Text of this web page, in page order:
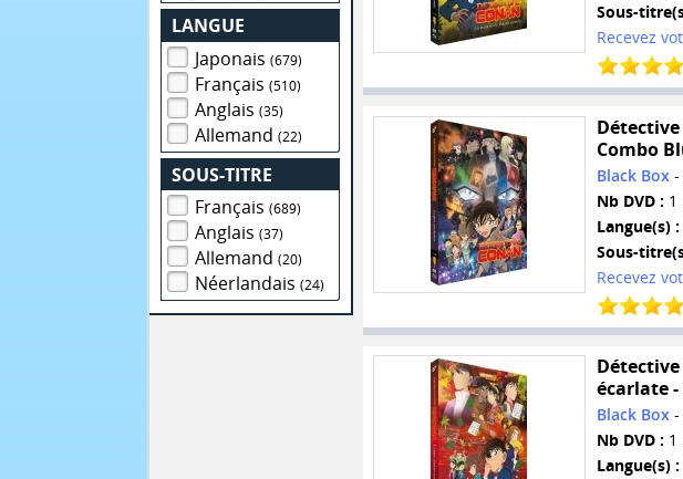
LANGUE
Japonais(679)
Français(510)
Anglais(35)
Allemand(22)
SOUS-TITRE
Français(689)
Anglais(37)
Allemand(20)
Néerlandais(24)
Sous-
Recevez
Combo
Black Box-
Nb DVD : 1
Langue(s) :
Sous-
Recevez
écarlate -
Black Box-
Nb DVD : 1
Langue(s) :